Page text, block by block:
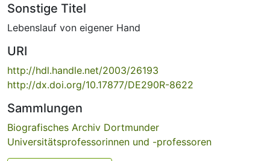
Sonstige Titel
Lebenslauf von eigener Hand
URI
http://hdl.handle.net/2003/26193
http://dx.doi.org/10.17877/DE290R-8622
Sammlungen
Biografisches Archiv Dortmunder
Universitätsprofessorinnen und -professoren